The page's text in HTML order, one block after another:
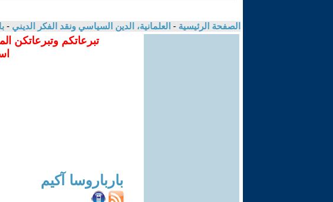
الصفحة الرئيسية - العلمانية، الدين السياسي ونقد الفكر الديني -
تبرعاتكم وتبرعاتكن
بارباروسا آكيم